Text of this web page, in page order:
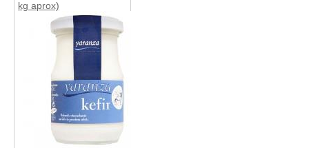
kg aprox)